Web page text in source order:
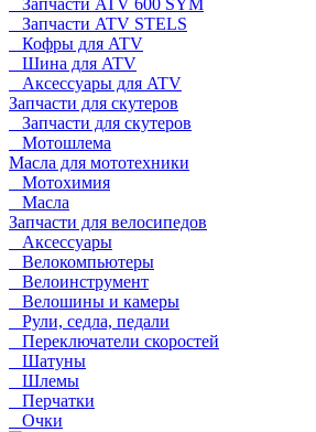
Запчасти ATV 600 SYM
Запчасти ATV STELS
Кофры для ATV
Шина для ATV
Аксессуары для ATV
Запчасти для скутеров
Запчасти для скутеров
Мотошлема
Масла для мототехники
Мотохимия
Масла
Запчасти для велосипедов
Аксессуары
Велокомпьютеры
Велоинструмент
Велошины и камеры
Рули, седла, педали
Переключатели скоростей
Шатуны
Шлемы
Перчатки
Очки